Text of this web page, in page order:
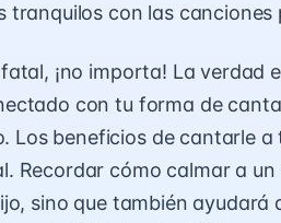
tranquilos con las canciones
¡no importa! La verdad
con tu forma de
Los beneficios de cantarle a
Recordar cómo calmar a un
sino que también ayudará